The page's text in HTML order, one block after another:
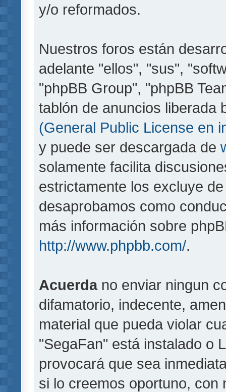
y/o reformados.
Nuestros foros están
adelante "ellos", "sus",
"phpBB Group", "phpBB
tablón de anuncios liberada
(General Public License en
y puede ser descargada de
solamente facilita
estrictamente los excluye
desaprobamos como
más información sobre
http://www.phpbb.com/.
Acuerdano enviar ningun
difamatorio, indecente,
material que pueda violar
"SegaFan" está instalado o
provocará que sea
si lo creemos oportuno, con